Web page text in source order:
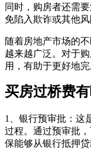
同时，购房者还需
免陷入欺诈或其他风
随着房地产市场的
越来越广泛。对于
用，有助于更好地
买房过桥费
1、‌银行预审批‌：这
过程。通过预审批
保能够从银行抵押贷